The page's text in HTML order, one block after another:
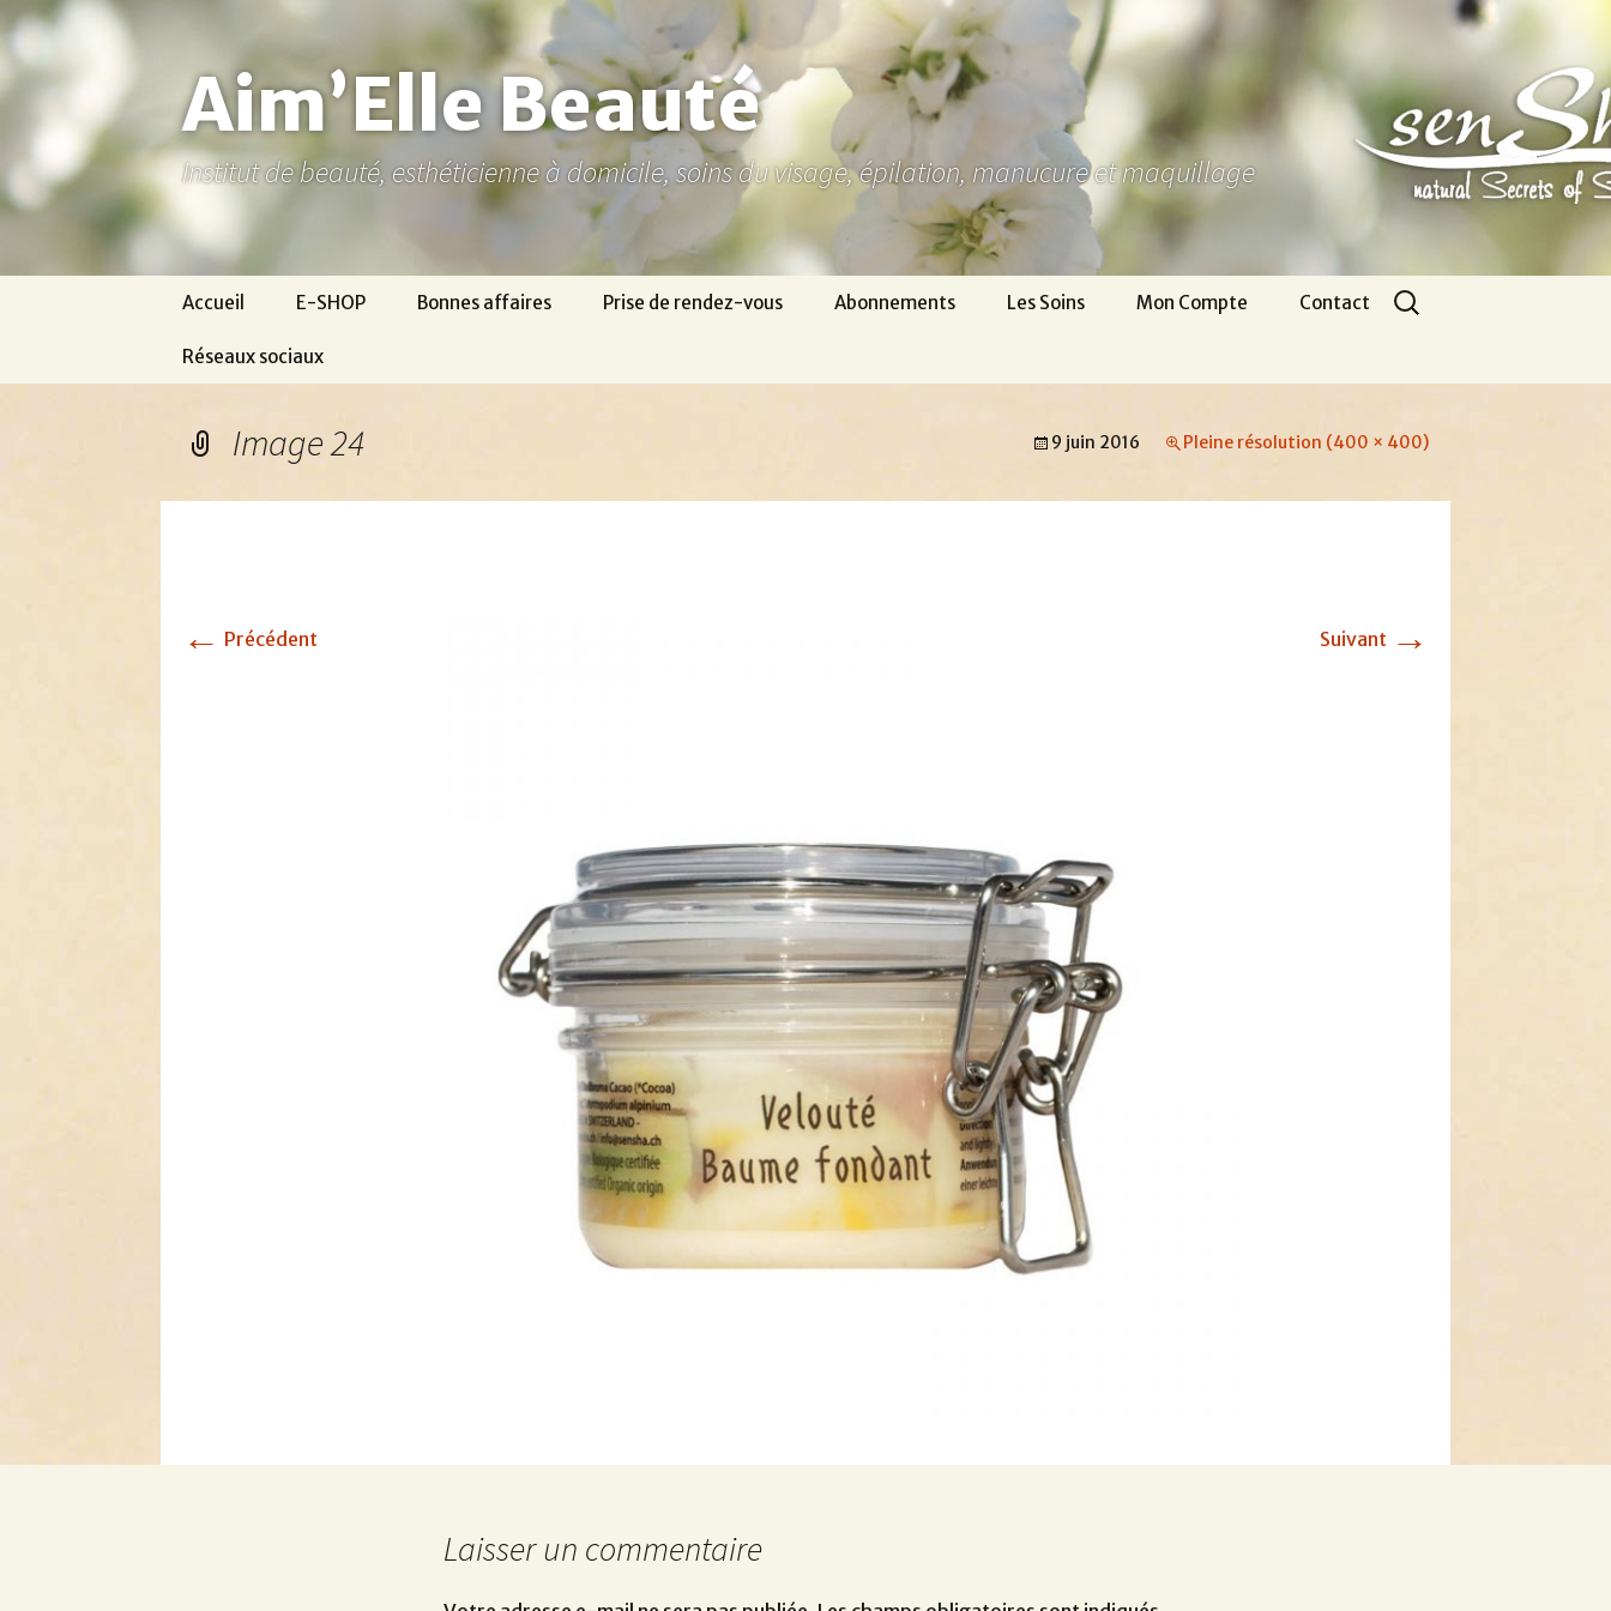
Aller
au
contenu
Aim’Elle Beauté
Institut de beauté, esthéticienne à domicile, soins du visage, épilation, manucure et maquillage
Accueil E-SHOP Bonnes affaires Prise de rendez-vous Abonnements Les Soins Mon Compte Contact
Réseaux sociaux
Rechercher :
Image 24 9 juin 2016 Pleine résolution (400 × 400)
← Précédent Suivant →
Laisser un commentaire